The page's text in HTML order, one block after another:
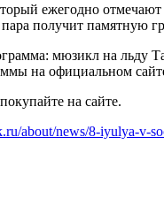
ежегодно
получит памятную
мюзикл на
на официальном
на сайте.
about/news/8-iyulya-v-